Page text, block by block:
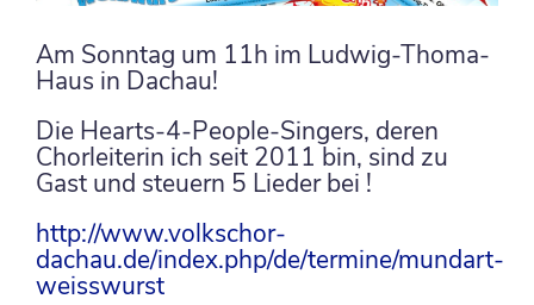
Am Sonntag um 11h im Ludwig-Thoma-
Haus in Dachau!
Die Hearts-4-People-Singers, deren
Chorleiterin ich seit 2011 bin, sind zu
Gast und steuern 5 Lieder bei !
http://www.volkschor-
dachau.de/index.php/de/termine/mundart-
weisswurst